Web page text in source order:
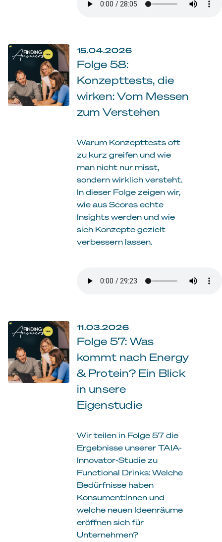
15.04.2026
Folge 58:
Konzepttests, die
wirken: Vom Messen
zum Verstehen
Warum Konzepttests oft
zu kurz greifen und wie
man nicht nur misst,
sondern wirklich versteht.
In dieser Folge zeigen wir,
wie aus Scores echte
Insights werden und wie
sich Konzepte gezielt
verbessern lassen.
11.03.2026
Folge 57: Was
kommt nach Energy
& Protein? Ein Blick
in unsere
Eigenstudie
Wir teilen in Folge 57 die
Ergebnisse unserer TAIA-
Innovator-Studie zu
Functional Drinks: Welche
Bedürfnisse haben
Konsument:innen und
welche neuen Ideenräume
eröffnen sich für
Unternehmen?